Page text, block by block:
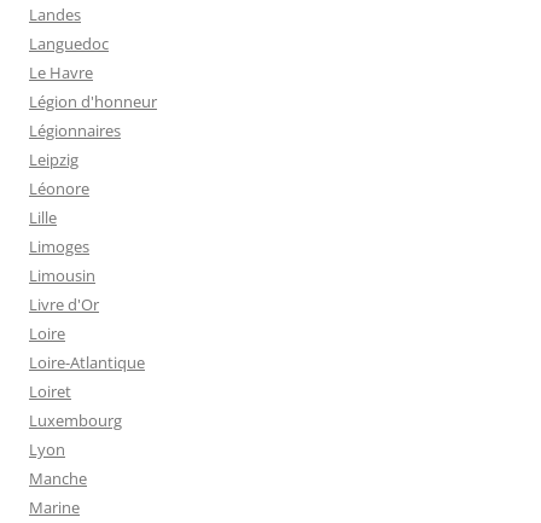
Landes
Languedoc
Le Havre
Légion d'honneur
Légionnaires
Leipzig
Léonore
Lille
Limoges
Limousin
Livre d'Or
Loire
Loire-Atlantique
Loiret
Luxembourg
Lyon
Manche
Marine